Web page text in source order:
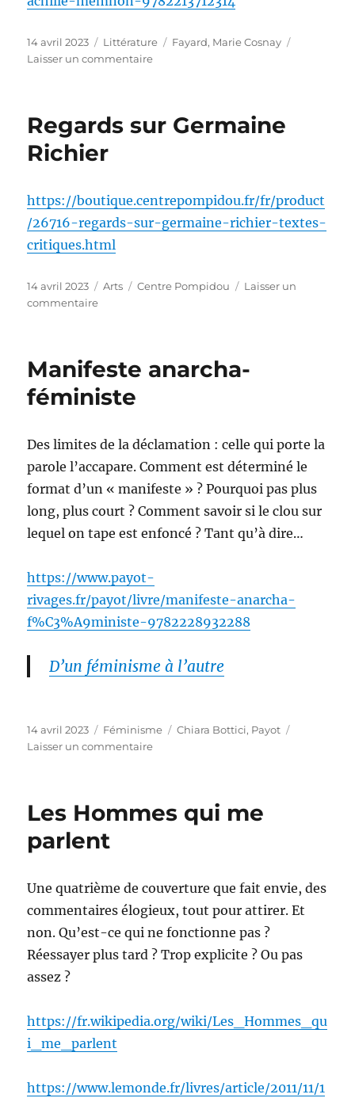
Publié
le
14 avril 2023 Catégories
Littérature Étiquettes
Fayard, Marie Cosnay
Laisser un commentairesur
l’aurore
Regards sur Germaine
Richier
https://boutique.centrepompidou.fr/fr/product
/26716-regards-sur-germaine-richier-textes-
critiques.html
Publié
le
14 avril 2023 Catégories
Arts Étiquettes
Centre Pompidou
Laisser un
commentairesur
Richier
Manifeste anarcha-
féministe
Des limites de la déclamation : celle qui porte la
parole l’accapare. Comment est déterminé le
format d’un « manifeste » ? Pourquoi pas plus
long, plus court ? Comment savoir si le clou sur
lequel on tape est enfoncé ? Tant qu’à dire…
https://www.payot-
rivages.fr/payot/livre/manifeste-anarcha-
f%C3%A9ministe-9782228932288
D’un féminisme à l’autre
Publié
le
14 avril 2023 Catégories
Féminisme Étiquettes
Chiara Bottici, Payot
Laisser un commentairesur
Les Hommes qui me
parlent
Une quatrième de couverture que fait envie, des
commentaires élogieux, tout pour attirer. Et
non. Qu’est-ce qui ne fonctionne pas ?
Réessayer plus tard ? Trop explicite ? Ou pas
assez ?
https://fr.wikipedia.org/wiki/Les_Hommes_qu
i_me_parlent
https://www.lemonde.fr/livres/article/2011/11/1